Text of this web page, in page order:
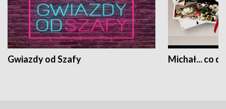
Gwiazdy od Szafy Michał... co